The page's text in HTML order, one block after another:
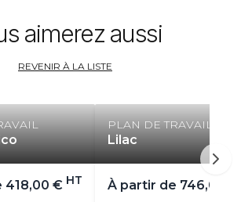
aimerez aussi
REVENIR À LA LISTE
418,00 € HT
PLAN DE TRAVAIL
Lilac
À partir de 746,00 €